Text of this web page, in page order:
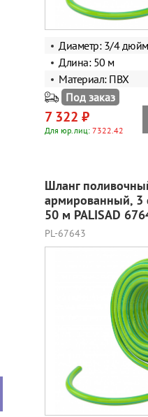
Диаметр: 3/4
Длина: 50 м
Материал: ПВХ
Под заказ
7 322 ₽
Для юр.лиц: 7322.42
Шланг
армированный, 3
50 м PALISAD
PL-67643